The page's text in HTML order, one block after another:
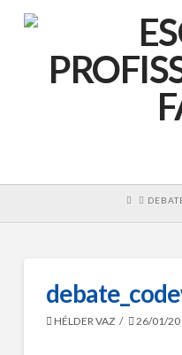
HOME
HÉLDER VAZ 26/01/